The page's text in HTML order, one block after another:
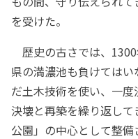
を受けた。
歴史の古さでは、
県の満濃池も負けては
だ土木技術を使い、一
決壊と再築を繰り返し
公園」の中心として整